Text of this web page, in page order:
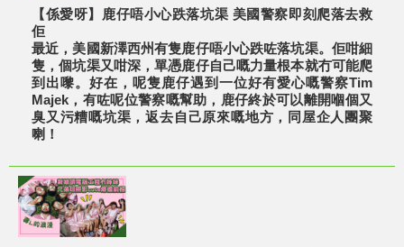
【係愛呀】鹿仔唔小心跌落坑渠 美國警察即刻爬落去救
佢
最近，美國新澤西州有隻鹿仔唔小心跌咗落坑渠。佢咁細
隻，個坑渠又咁深，單憑鹿仔自己嘅力量根本就冇可能爬
到出嚟。好在，呢隻鹿仔遇到一位好有愛心嘅警察Tim
Majek，有咗呢位警察嘅幫助，鹿仔終於可以離開嗰個又
臭又污糟嘅坑渠，返去自己原來嘅地方，同屋企人團聚
喇！